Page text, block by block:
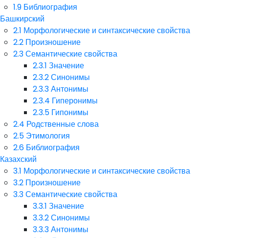
1.9 Библиография
Башкирский
2.1 Морфологические и синтаксические свойства
2.2 Произношение
2.3Семантические свойства
2.3.1 Значение
2.3.2Синонимы
2.3.3Антонимы
2.3.4 Гиперонимы
2.3.5 Гипонимы
2.4 Родственные слова
2.5 Этимология
2.6 Библиография
Казахский
3.1 Морфологические и синтаксические свойства
3.2 Произношение
3.3Семантические свойства
3.3.1 Значение
3.3.2Синонимы
3.3.3Антонимы